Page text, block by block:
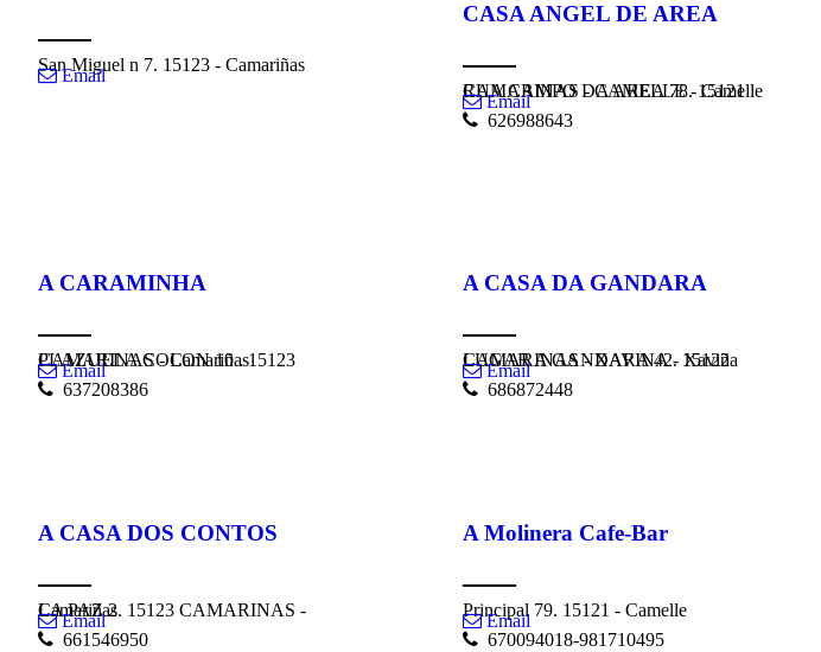
San Miguel n 7. 15123 - Camariñas
Email
CASA ANGEL DE AREA
RUA CAMPO DA AREA 78. 15121 CAMARINAS - CAMELLE - Camelle
Email
626988643
A CARAMINHA
PLAZUELA COLON 10 . 15123 CAMARINAS - Camariñas
Email
637208386
A CASA DA GANDARA
LUGAR A GANDARA 42. 15122 CAMARINAS - XAVINA - Xaviña
Email
686872448
A CASA DOS CONTOS
LA PAZ 2. 15123 CAMARINAS - Camariñas
Email
661546950
A Molinera Cafe-Bar
Principal 79. 15121 - Camelle
Email
670094018-981710495